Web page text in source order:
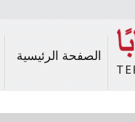
الصفحة الرئيسية